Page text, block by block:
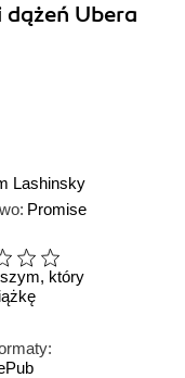
Ubera
Lashinsky
Promise
który